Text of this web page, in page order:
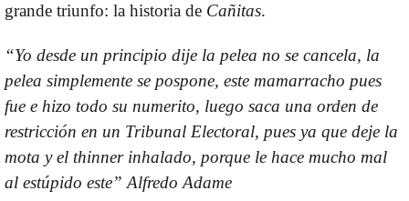
grande triunfo: la historia de Cañitas.
“Yo desde un principio dije la pelea no se cancela, la
pelea simplemente se pospone, este mamarracho pues
fue e hizo todo su numerito, luego saca una orden de
restricción en un Tribunal Electoral, pues ya que deje la
mota y el thinner inhalado, porque le hace mucho mal
al estúpido este” Alfredo Adame